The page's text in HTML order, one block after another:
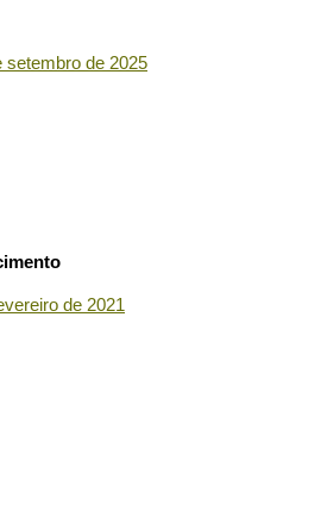
setembro de 2025
de 2021